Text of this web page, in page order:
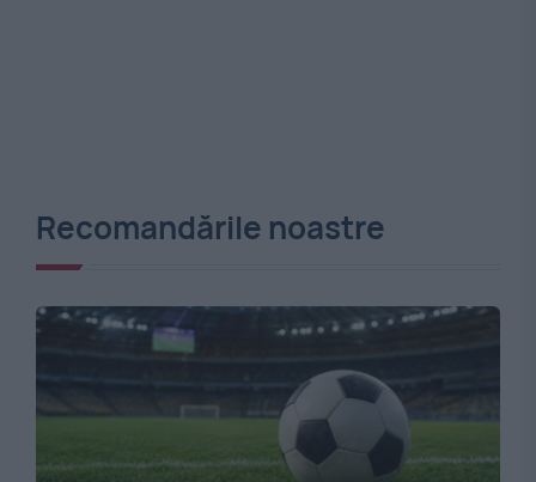
Recomandările noastre